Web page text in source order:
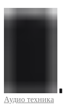
Аудио техника